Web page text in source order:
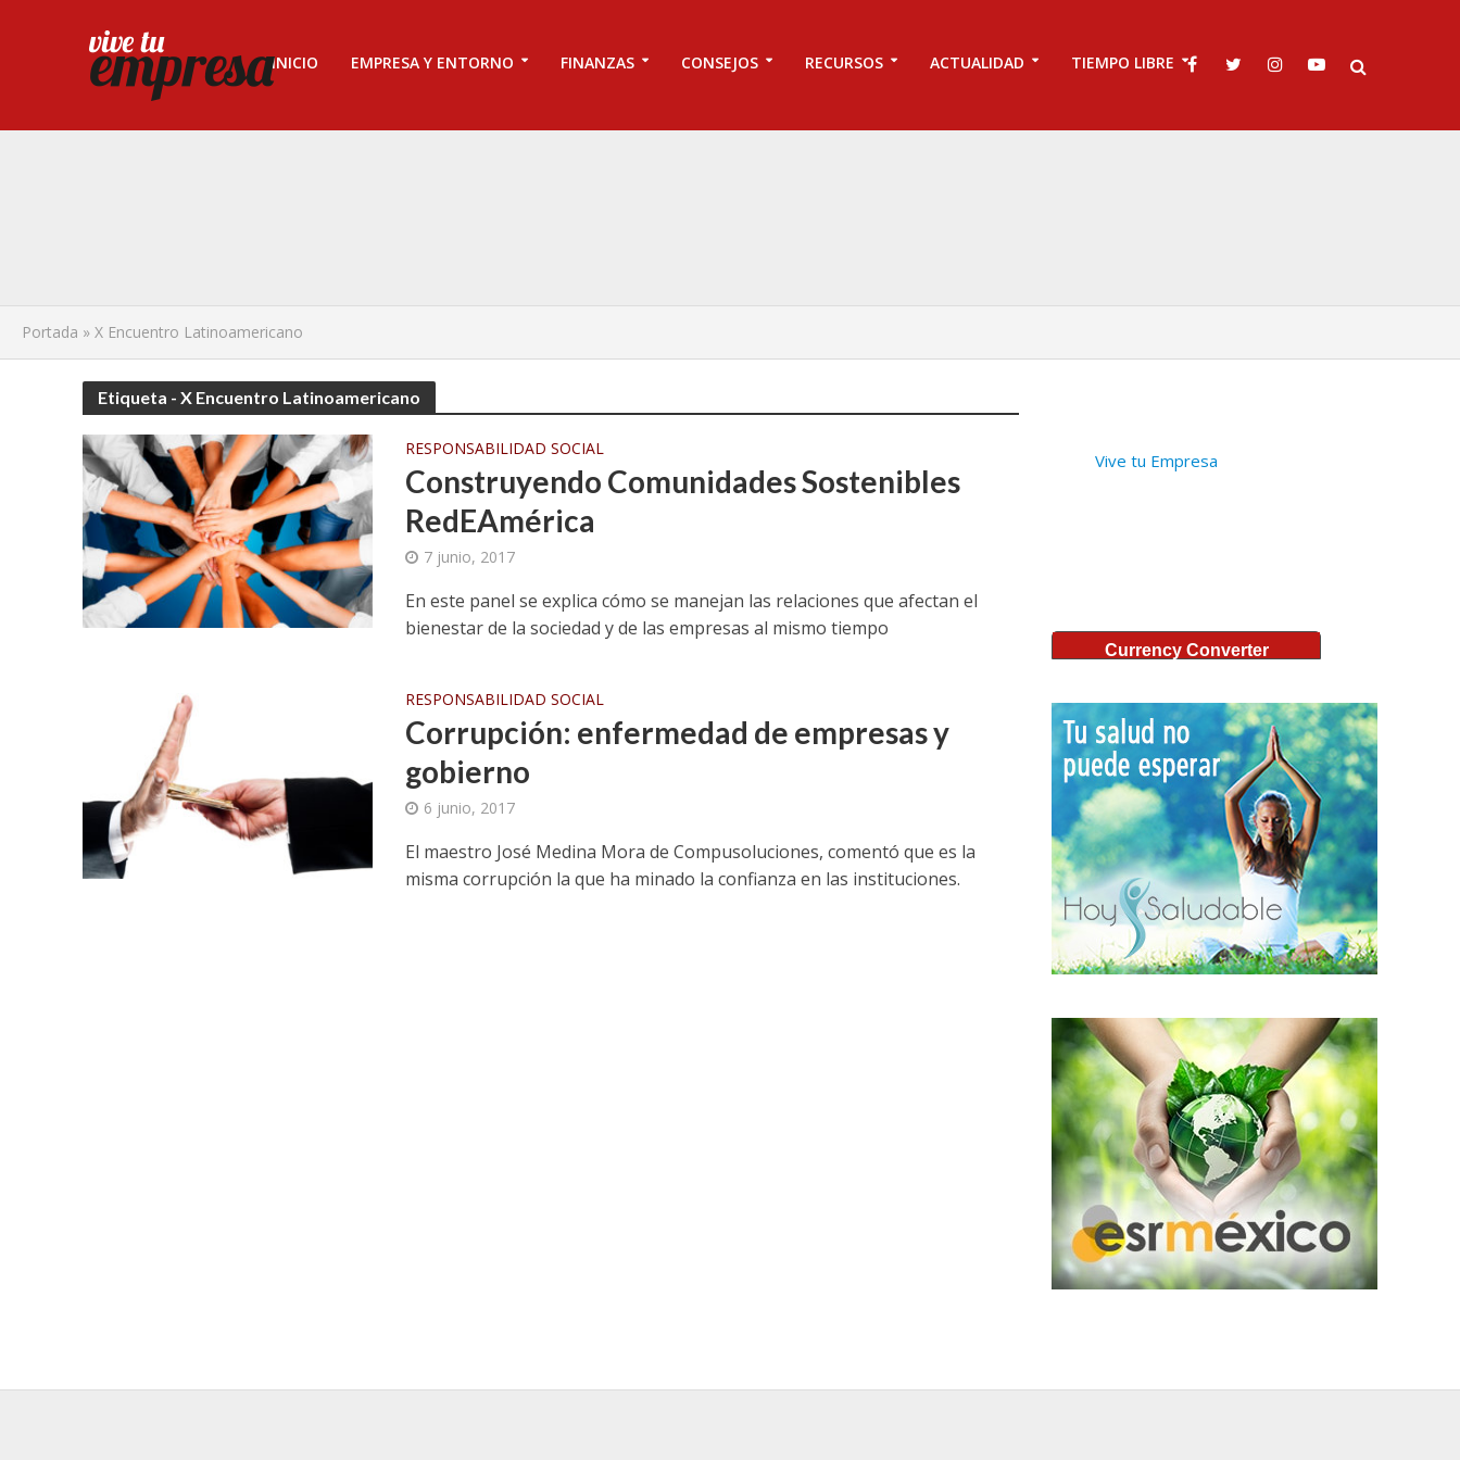
INICIO EMPRESA Y ENTORNO FINANZAS CONSEJOS RECURSOS ACTUALIDAD TIEMPO LIBRE
Portada » X Encuentro Latinoamericano
Etiqueta - X Encuentro Latinoamericano
RESPONSABILIDAD SOCIAL
Construyendo Comunidades Sostenibles
RedEAmérica
7 junio, 2017
En este panel se explica cómo se manejan las relaciones que afectan el
bienestar de la sociedad y de las empresas al mismo tiempo
RESPONSABILIDAD SOCIAL
Corrupción: enfermedad de empresas y
gobierno
6 junio, 2017
El maestro José Medina Mora de Compusoluciones, comentó que es la
misma corrupción la que ha minado la confianza en las instituciones.
Vive tu Empresa
Currency Converter